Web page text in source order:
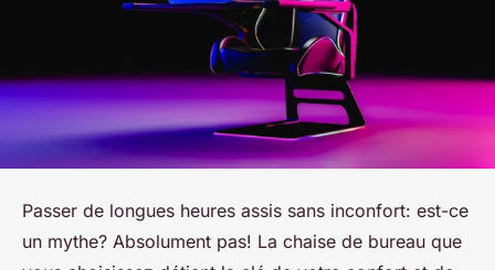
Passer de longues heures assis sans inconfort: est-ce
un mythe? Absolument pas! La chaise de bureau que